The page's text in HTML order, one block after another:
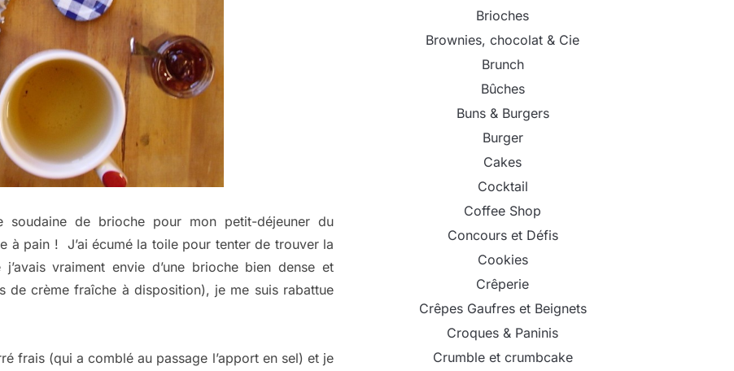
soudaine de brioche pour mon petit-déjeuner du
à pain ! J’ai écumé la toile pour tenter de trouver la
vraiment envie d’une brioche bien dense et
de crème fraîche à disposition), je me suis rabattue
frais (qui a comblé au passage l’apport en sel) et je
Brioches
Brownies, chocolat & Cie
Brunch
Bûches
Buns & Burgers
Burger
Cakes
Cocktail
Coffee Shop
Concours et Défis
Cookies
Crêperie
Crêpes Gaufres et Beignets
Croques & Paninis
Crumble et crumbcake